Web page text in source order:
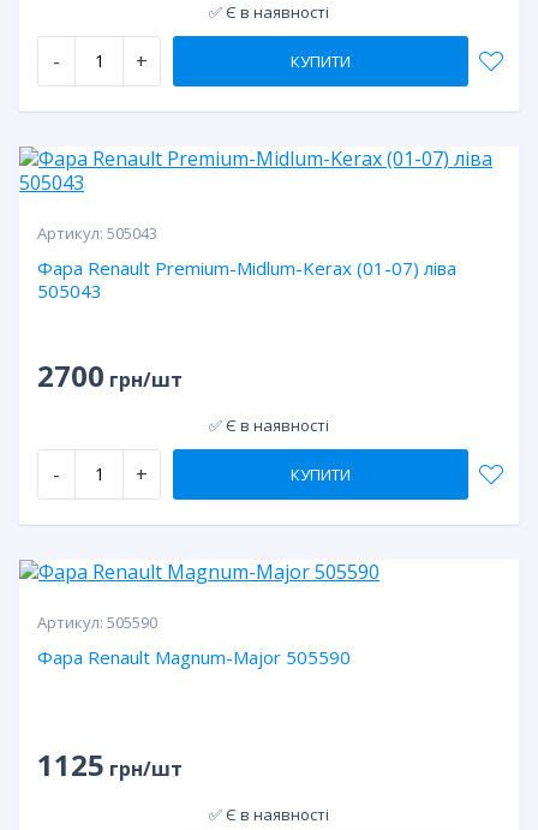
✅ Є в наявності
- + КУПИТИ
Артикул: 505043
Фара Renault Premium-Midlum-Kerax (01-07) ліва
505043
2700 грн/шт
✅ Є в наявності
- + КУПИТИ
Артикул: 505590
Фара Renault Magnum-Major 505590
1125 грн/шт
✅ Є в наявності